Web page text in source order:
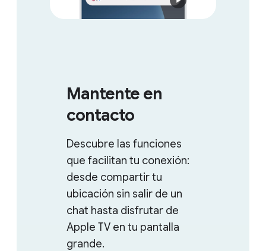
Mantente en
contacto
Descubre las funciones
que facilitan tu conexión:
desde compartir tu
ubicación sin salir de un
chat hasta disfrutar de
Apple TV en tu pantalla
grande.